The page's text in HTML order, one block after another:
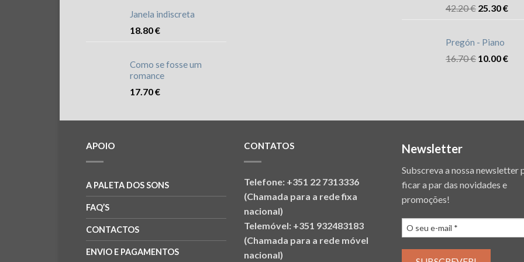
Janela indiscreta
18.80€
Como se fosse um
romance
17.70€
42.20€ 25.30€
Pregón - Piano
16.70€ 10.00€
APOIO
A PALETA DOS SONS
FAQ’S
CONTACTOS
ENVIO E PAGAMENTOS
CONTATOS
Telefone: +351 22 7313336
(Chamada para a rede fixa
nacional)
Telemóvel: +351 932483183
(Chamada para a rede móvel
nacional)
Newsletter
Subscreva a nossa newsletter
ficar a par das novidades e
promoções!